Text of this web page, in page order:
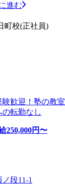
進む
町校(正社員)
験歓迎！塾の教
転勤なし
250,000円〜
段11-1